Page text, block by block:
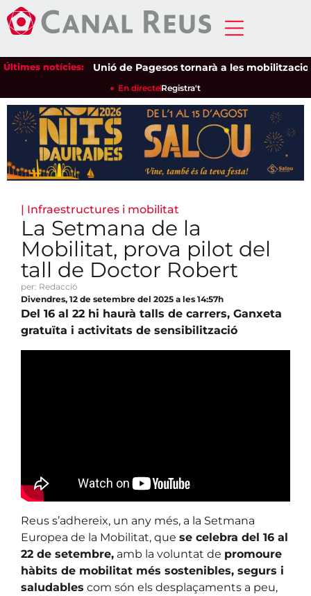
Últimes notícies:Unió de Pagesos tornarà a les mobilitzacions
En directeRegistra't
| Infraestructures i mobilitat
La Setmana de la
Mobilitat, prova pilot del
tall de Doctor Robert
per: Redacció
Divendres, 12 de setembre del 2025 a les 14:57h
Del 16 al 22 hi haurà talls de carrers, Ganxeta
gratuïta i activitats de sensibilització
Reus s’adhereix, un any més, a la Setmana
Europea de la Mobilitat, que se celebra del 16 al
22 de setembre, amb la voluntat de promoure
hàbits de mobilitat més sostenibles, segurs i
saludables com són els desplaçaments a peu,